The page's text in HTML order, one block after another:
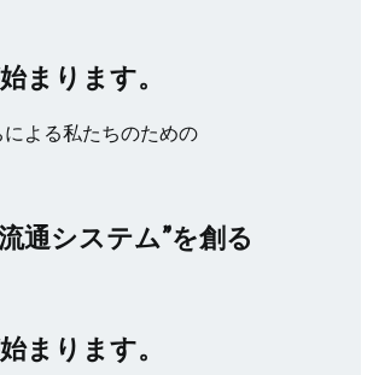
まります。
による私たちのための
通システム”を創る
まります。